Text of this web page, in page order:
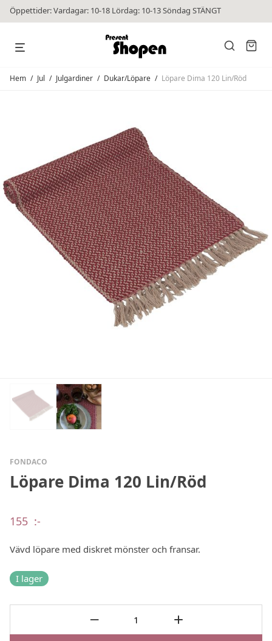
Öppettider: Vardagar: 10-18 Lördag: 10-13 Söndag STÄNGT
Hem / Jul / Julgardiner / Dukar/Löpare / Löpare Dima 120 Lin/Röd
FONDACO
Löpare Dima 120 Lin/Röd
155 :-
Vävd löpare med diskret mönster och fransar.
I lager